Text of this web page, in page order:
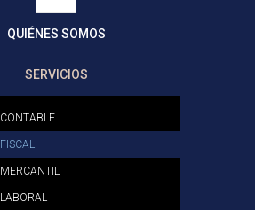
QUIÉNES SOMOS
SERVICIOS
CONTABLE
FISCAL
MERCANTIL
LABORAL